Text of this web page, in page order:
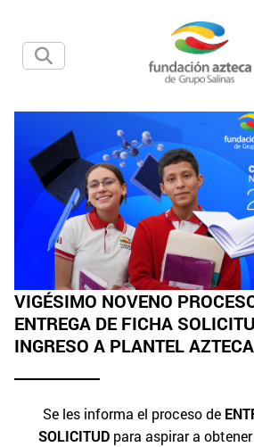
VIGÉSIMO NOVENO
ENTREGA DE FICHA
INGRESO A PLANTEL
Se les informa el proceso de
SOLICITUDpara aspirar a